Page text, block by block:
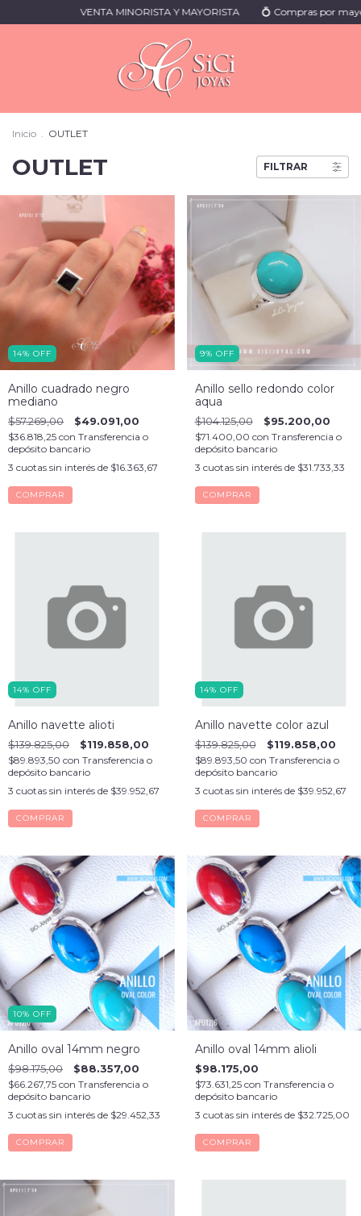
VENTA MINORISTA Y MAYORISTA 💍 Compras por mayor? ➡️
Inicio . OUTLET
OUTLET FILTRAR
14% OFF
Anillo cuadrado negro
mediano
$57.269,00 $49.091,00
$36.818,25 con Transferencia o
depósito bancario
3 cuotas sin interés de $16.363,67
COMPRAR
9% OFF
Anillo sello redondo color
aqua
$104.125,00 $95.200,00
$71.400,00 con Transferencia o
depósito bancario
3 cuotas sin interés de $31.733,33
COMPRAR
14% OFF
Anillo navette alioti
$139.825,00 $119.858,00
$89.893,50 con Transferencia o
depósito bancario
3 cuotas sin interés de $39.952,67
COMPRAR
14% OFF
Anillo navette color azul
$139.825,00 $119.858,00
$89.893,50 con Transferencia o
depósito bancario
3 cuotas sin interés de $39.952,67
COMPRAR
10% OFF
Anillo oval 14mm negro
$98.175,00 $88.357,00
$66.267,75 con Transferencia o
depósito bancario
3 cuotas sin interés de $29.452,33
COMPRAR
Anillo oval 14mm alioli
$98.175,00
$73.631,25 con Transferencia o
depósito bancario
3 cuotas sin interés de $32.725,00
COMPRAR